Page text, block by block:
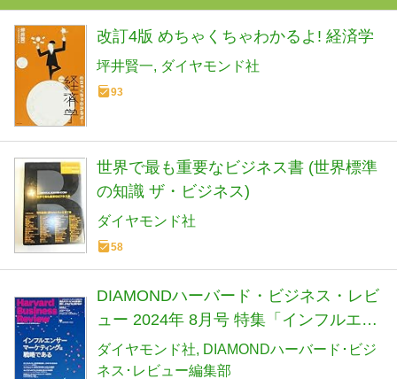
改訂4版 めちゃくちゃわかるよ! 経済学
坪井賢一 ダイヤモンド社
93
世界で最も重要なビジネス書 (世界標準
の知識 ザ・ビジネス)
ダイヤモンド社
58
DIAMONDハーバード・ビジネス・レビ
ュー 2024年 8月号 特集「インフルエン
サーマーケティングは戦略である」[雑
誌]
ダイヤモンド社
DIAMONDハーバード･ビジ
ネス･レビュー編集部